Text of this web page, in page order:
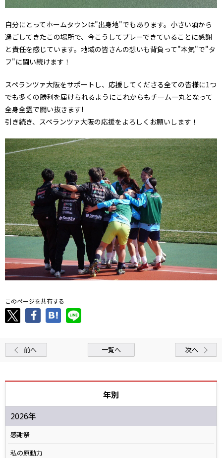
自分にとってホームタウンは"出身地"でもあります。小さい頃から
過ごしてきたこの場所で、今こうしてプレーできていることに感謝
と責任を感じています。地域の皆さんの想いも背負って"本気"で"タ
フ"に闘い続けます！
スペランツァ大阪をサポートし、応援してくださる全ての皆様に1つ
でも多くの勝利を届けられるようにこれからもチーム一丸となって
全身全霊で闘い抜きます!
引き続き、スペランツァ大阪の応援をよろしくお願いします！
このページを共有する
前へ 一覧へ 次へ
年別
2026年
感謝祭
私の原動力